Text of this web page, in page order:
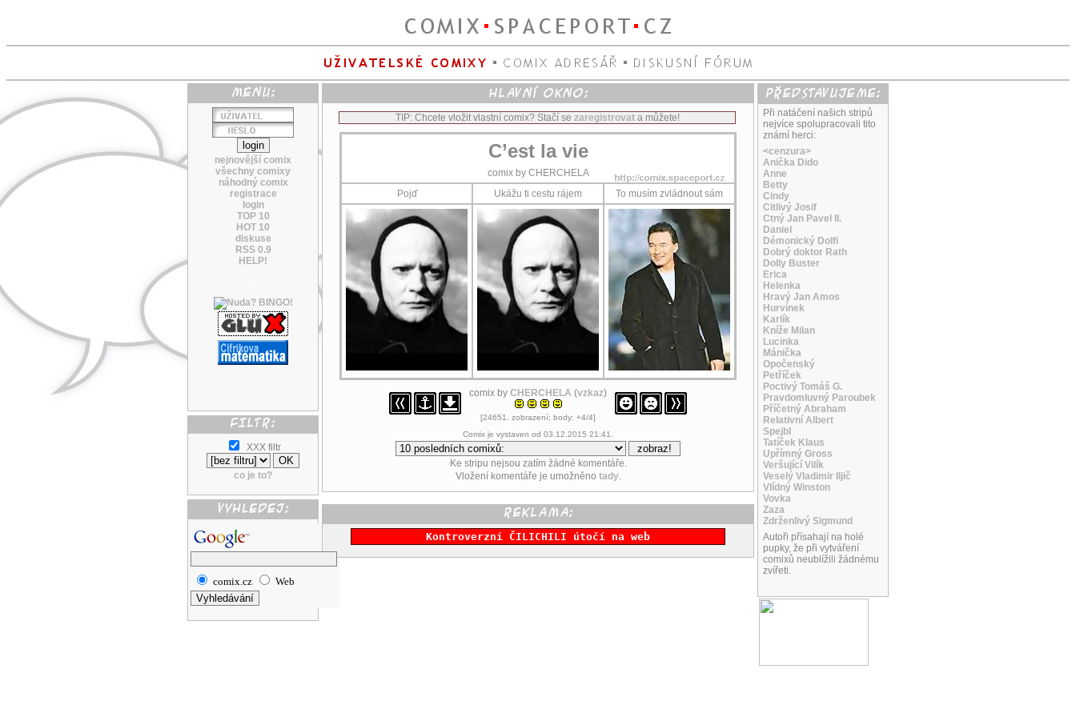
nejnovější comix
všechny comixy
náhodný comix
registrace
login
TOP 10
HOT 10
diskuse
RSS 0.9
HELP!
XXX filtr
co je to?
comix.cz Web
TIP: Chcete vložit vlastní comix? Stačí se zaregistrovata můžete!
C’est la vie
comix by CHERCHELA
Pojď
Ukážu ti cestu rájem To musím zvládnout sám
comix by CHERCHELA (vzkaz)
[24651. zobrazení; body: +4/4]
Comix je vystaven od 03.12.2015 21:41.
Ke stripu nejsou zatím žádné komentáře.
Vložení komentáře je umožněno tady.
Kontroverzní ČILICHILI útočí na web
Při natáčení našich stripů
nejvíce spolupracovali tito
známí herci:
<cenzura>
Anička Dido
Anne
Betty
Cindy
Citlivý Josif
Ctný Jan Pavel II.
Daniel
Démonický Dolfi
Dobrý doktor Rath
Dolly Buster
Erica
Helenka
Hravý Jan Amos
Hurvínek
Karlík
Kníže Milan
Lucinka
Mánička
Opočenský
Petříček
Poctivý Tomáš G.
Pravdomluvný Paroubek
Příčetný Abraham
Relativní Albert
Spejbl
Tatíček Klaus
Upřímný Gross
Veršující Vilík
Veselý Vladimir Iljič
Vlídný Winston
Vovka
Zaza
Zdrženlivý Sigmund
Autoři přísahají na holé
pupky, že při vytváření
comixů neublížili žádnému
zvířeti.